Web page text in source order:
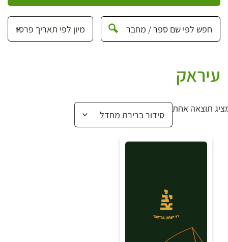
עיראק
תוצאה אחת